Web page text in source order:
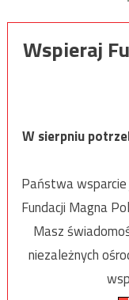
Wspieraj
W sierpniu
Państwa
Fundacji Magna
Masz
niezależnych